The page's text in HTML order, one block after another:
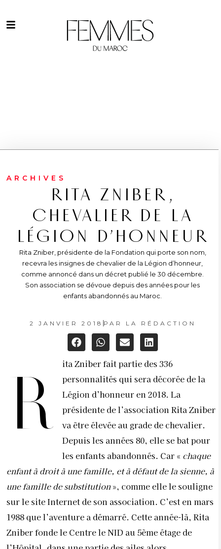
ARCHIVES
RITA ZNIBER,
CHEVALIER DE LA
LÉGION D’HONNEUR
Rita Zniber, présidente de la Fondation qui porte son nom,
recevra les insignes de chevalier de la Légion d’honneur,
comme annoncé dans un décret publié le 30 décembre.
Son association se dévoue depuis des années pour les
enfants abandonnés au Maroc.
2 JANVIER 2018 PAR LA RÉDACTION
R
ita Zniber fait partie des 336
personnalités qui sera décorée de la
Légion d’honneur en 2018. La
présidente de l’association Rita Zniber
va être élevée au grade de chevalier.
Depuis les années 80, elle se bat pour
les enfants abandonnés. Car « chaque
enfant à droit à une famille, et à défaut de la sienne, à
une famille de substitution», comme elle le souligne
sur le site Internet de son association. C’est en mars
1988 que l’aventure a démarré. Cette année-là, Rita
Zniber fonde le Centre le NID au 5ème étage de